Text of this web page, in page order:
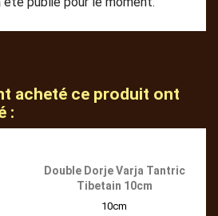
acheté ce produit ont
:
Double Dorje Varja Tantric
Tibetain 10cm
10cm